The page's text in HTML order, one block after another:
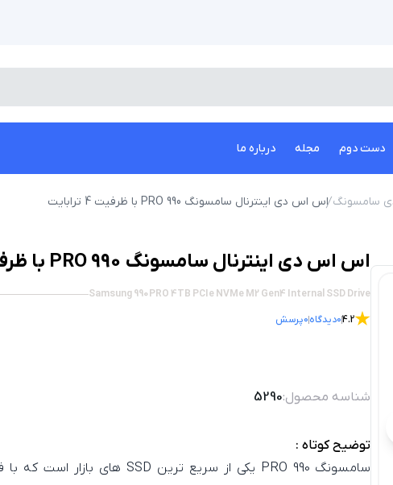
دست دوم مجله درباره ما
سامسونگ اس اس دی اینترنال سامسونگ PRO 990 با ظرفیت 4 ترابایت
اس اس دی اینترنال سامسونگ PRO 990 با ظرفیت 4 ترابایت
Samsung 990PRO 4TB PCIe NVMe M2 Gen4 Internal SSD Drive
4.2
0دیدگاه0پرسش
شناسه محصول:5290
توضیح کوتاه :